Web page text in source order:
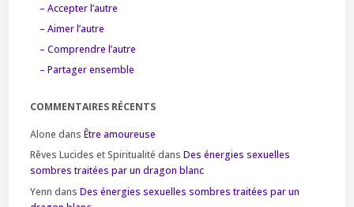
– Accepter l’autre
– Aimer l’autre
– Comprendre l’autre
– Partager ensemble
COMMENTAIRES RÉCENTS
Alone dans Être amoureuse
Rêves Lucides et Spiritualité dans Des énergies sexuelles
sombres traitées par un dragon blanc
Yenn dans Des énergies sexuelles sombres traitées par un